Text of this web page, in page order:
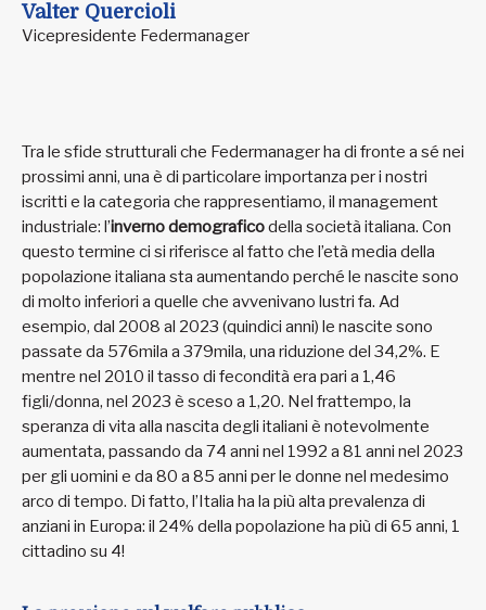
Valter Quercioli
Vicepresidente Federmanager
Tra le sfide strutturali che Federmanager ha di fronte a sé nei
prossimi anni, una è di particolare importanza per i nostri
iscritti e la categoria che rappresentiamo, il management
industriale: l’inverno demograficodella società italiana. Con
questo termine ci si riferisce al fatto che l’età media della
popolazione italiana sta aumentando perché le nascite sono
di molto inferiori a quelle che avvenivano lustri fa. Ad
esempio, dal 2008 al 2023 (quindici anni) le nascite sono
passate da 576mila a 379mila, una riduzione del 34,2%. E
mentre nel 2010 il tasso di fecondità era pari a 1,46
figli/donna, nel 2023 è sceso a 1,20. Nel frattempo, la
speranza di vita alla nascita degli italiani è notevolmente
aumentata, passando da 74 anni nel 1992 a 81 anni nel 2023
per gli uomini e da 80 a 85 anni per le donne nel medesimo
arco di tempo. Di fatto, l’Italia ha la più alta prevalenza di
anziani in Europa: il 24% della popolazione ha più di 65 anni, 1
cittadino su 4!